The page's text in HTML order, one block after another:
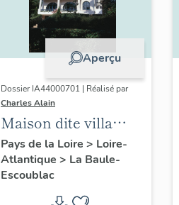
Aperçu
Dossier IA44000701 | Réalisé par
Charles Alain
Maison dite villa
balnéaire Ohentzea,
7 avenue Professeur-
Thiroloix
Pays de la Loire > Loire-
Atlantique > La Baule-
Escoublac